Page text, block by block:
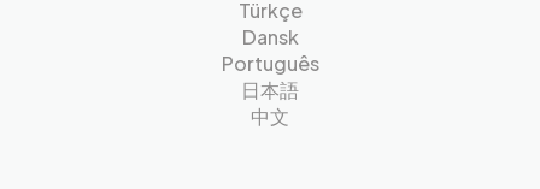
Türkçe
Dansk
Português
日本語
中文